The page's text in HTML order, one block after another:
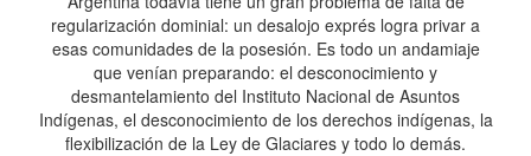
regularización dominial: un desalojo exprés logra privar a
esas comunidades de la posesión. Es todo un andamiaje
que venían preparando: el desconocimiento y
desmantelamiento del Instituto Nacional de Asuntos
Indígenas, el desconocimiento de los derechos indígenas, la
flexibilización de la Ley de Glaciares y todo lo demás.